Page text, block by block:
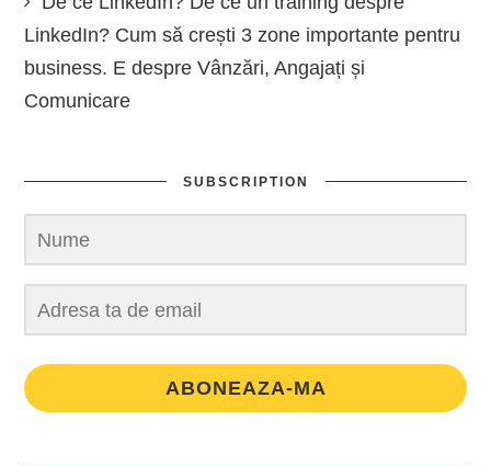
LinkedIn? Cum să crești 3 zone importante pentru
business. E despre Vânzări, Angajați și
Comunicare
SUBSCRIPTION
ABONEAZA-MA